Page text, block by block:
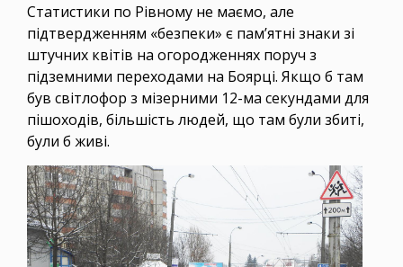
Статистики по Рівному не маємо, але
підтвердженням «безпеки» є пам’ятні знаки зі
штучних квітів на огородженнях поруч з
підземними переходами на Боярці. Якщо б там
був світлофор з мізерними 12-ма секундами для
пішоходів, більшість людей, що там були збиті,
були б живі.